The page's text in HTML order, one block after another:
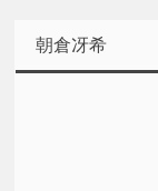
朝倉冴希